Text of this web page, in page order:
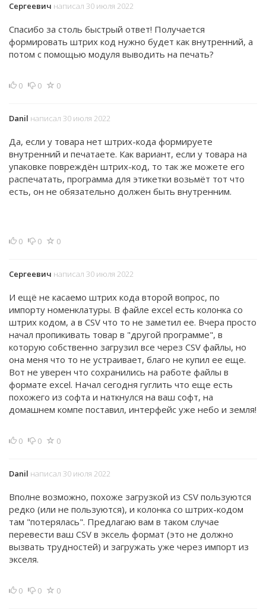
Сергеевич написал 30 июля 2022
Спасибо за столь быстрый ответ! Получается
формировать штрих код нужно будет как внутренний, а
потом с помощью модуля выводить на печать?
0 0 0
Danil написал 30 июля 2022
Да, если у товара нет штрих-кода формируете
внутренний и печатаете. Как вариант, если у товара на
упаковке повреждён штрих-код, то так же можете его
распечатать, программа для этикетки возьмёт тот что
есть, он не обязательно должен быть внутренним.
0 0 0
Сергеевич написал 30 июля 2022
И ещё не касаемо штрих кода второй вопрос, по
импорту номенклатуры. В файле excel есть колонка со
штрих кодом, а в CSV что то не заметил ее. Вчера просто
начал пропикивать товар в "другой программе", в
которую собственно загрузил все через CSV файлы, но
она меня что то не устраивает, благо не купил ее еще.
Вот не уверен что сохранились на работе файлы в
формате excel. Начал сегодня гуглить что еще есть
похожего из софта и наткнулся на ваш софт, на
домашнем компе поставил, интерфейс уже небо и земля!
0 0 0
Danil написал 30 июля 2022
Вполне возможно, похоже загрузкой из CSV пользуются
редко (или не пользуются), и колонка со штрих-кодом
там "потерялась". Предлагаю вам в таком случае
перевести ваш CSV в эксель формат (это не должно
вызвать трудностей) и загружать уже через импорт из
экселя.
0 0 0